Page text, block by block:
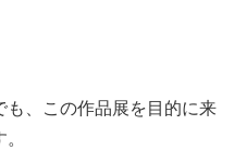
、この作品展を目的に来